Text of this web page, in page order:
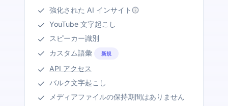
強化された AI インサイト
YouTube 文字起こし
スピーカー識別
カスタム語彙
新規
API アクセス
バルク文字起こし
メディアファイルの保持期間はありません